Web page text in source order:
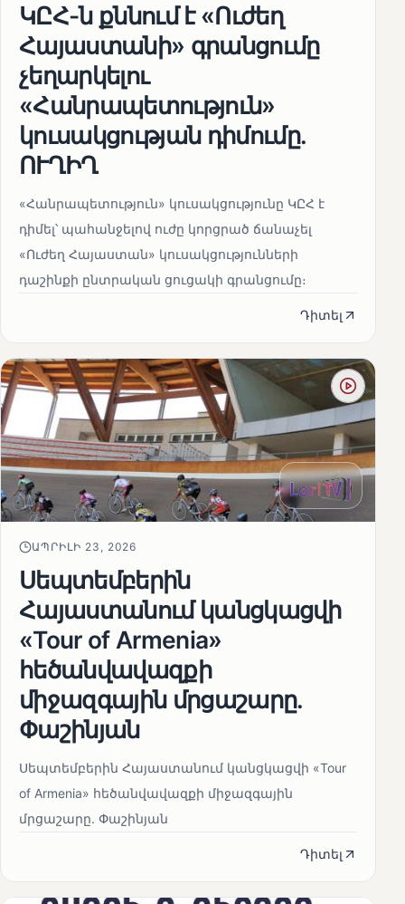
ԿԸՀ-ն քննում է «Ուժեղ
Հայաստանի» գրանցումը
չեղարկելու
«Հանրապետություն»
կուսակցության դիմումը.
ՈՒՂԻՂ
«Հանրապետություն» կուսակցությունը ԿԸՀ է
դիմել՝ պահանջելով ուժը կորցրած ճանաչել
«Ուժեղ Հայաստան» կուսակցությունների
դաշինքի ընտրական ցուցակի գրանցումը։
Դիտել
ԱՊՐԻԼԻ 23, 2026
Սեպտեմբերին
Հայաստանում կանցկացվի
«Tour of Armenia»
հեծանվավազքի
միջազգային մրցաշարը.
Փաշինյան
Սեպտեմբերին Հայաստանում կանցկացվի «Tour
of Armenia» հեծանվավազքի միջազգային
մրցաշարը. Փաշինյան
Դիտել